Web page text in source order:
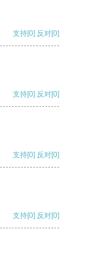
支持[0] 反对[0]
支持[0] 反对[0]
支持[0] 反对[0]
支持[0] 反对[0]